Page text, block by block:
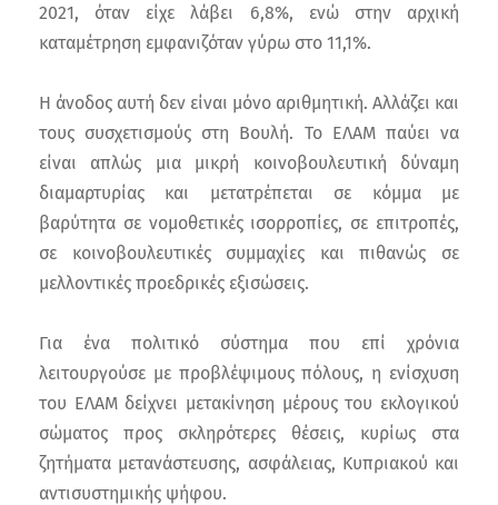
2021, όταν είχε λάβει 6,8%, ενώ στην αρχική
καταμέτρηση εμφανιζόταν γύρω στο 11,1%.
Η άνοδος αυτή δεν είναι μόνο αριθμητική. Αλλάζει και
τους συσχετισμούς στη Βουλή. Το ΕΛΑΜ παύει να
είναι απλώς μια μικρή κοινοβουλευτική δύναμη
διαμαρτυρίας και μετατρέπεται σε κόμμα με
βαρύτητα σε νομοθετικές ισορροπίες, σε επιτροπές,
σε κοινοβουλευτικές συμμαχίες και πιθανώς σε
μελλοντικές προεδρικές εξισώσεις.
Για ένα πολιτικό σύστημα που επί χρόνια
λειτουργούσε με προβλέψιμους πόλους, η ενίσχυση
του ΕΛΑΜ δείχνει μετακίνηση μέρους του εκλογικού
σώματος προς σκληρότερες θέσεις, κυρίως στα
ζητήματα μετανάστευσης, ασφάλειας, Κυπριακού και
αντισυστημικής ψήφου.